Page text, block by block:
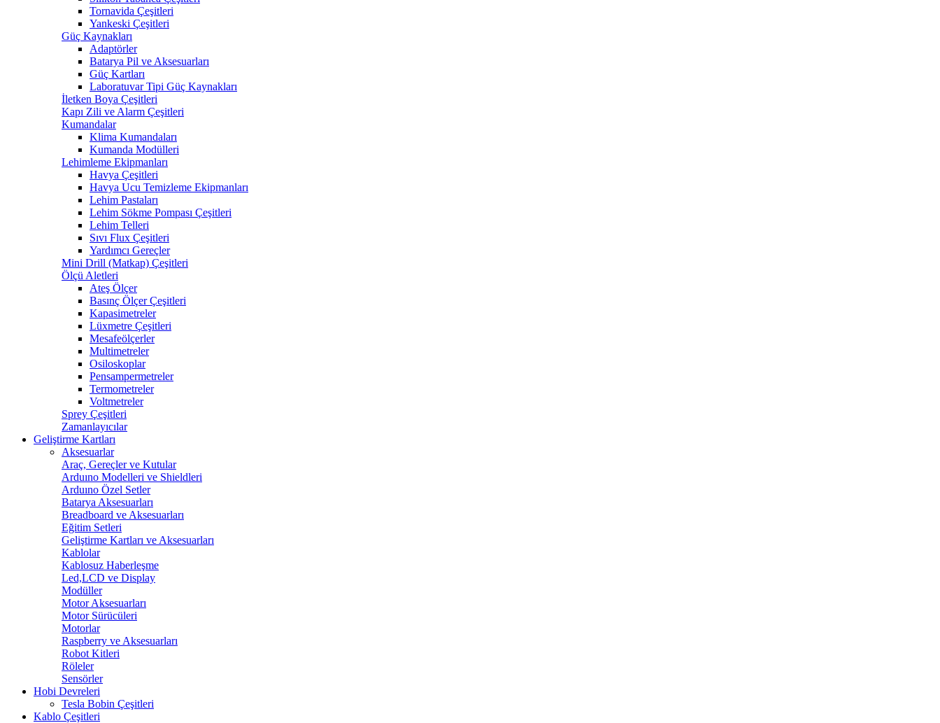
Tornavida Çeşitleri
Yankeski Çeşitleri
Güç Kaynakları
Adaptörler
Batarya Pil ve Aksesuarları
Güç Kartları
Laboratuvar Tipi Güç Kaynakları
İletken Boya Çeşitleri
Kapı Zili ve Alarm Çeşitleri
Kumandalar
Klima Kumandaları
Kumanda Modülleri
Lehimleme Ekipmanları
Havya Çeşitleri
Havya Ucu Temizleme Ekipmanları
Lehim Pastaları
Lehim Sökme Pompası Çeşitleri
Lehim Telleri
Sıvı Flux Çeşitleri
Yardımcı Gereçler
Mini Drill (Matkap) Çeşitleri
Ölçü Aletleri
Ateş Ölçer
Basınç Ölçer Çeşitleri
Kapasimetreler
Lüxmetre Çeşitleri
Mesafeölçerler
Multimetreler
Osiloskoplar
Pensampermetreler
Termometreler
Voltmetreler
Sprey Çeşitleri
Zamanlayıcılar
Geliştirme Kartları
Aksesuarlar
Araç, Gereçler ve Kutular
Arduıno Modelleri ve Shieldleri
Arduıno Özel Setler
Batarya Aksesuarları
Breadboard ve Aksesuarları
Eğitim Setleri
Geliştirme Kartları ve Aksesuarları
Kablolar
Kablosuz Haberleşme
Led,LCD ve Display
Modüller
Motor Aksesuarları
Motor Sürücüleri
Motorlar
Raspberry ve Aksesuarları
Robot Kitleri
Röleler
Sensörler
Hobi Devreleri
Tesla Bobin Çeşitleri
Kablo Çeşitleri